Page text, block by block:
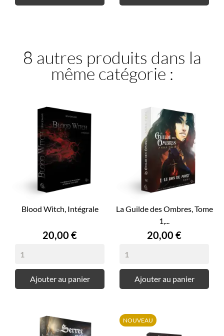
8 autres produits dans la
même catégorie :
Blood Witch, Intégrale
Prix
20,00 €
Ajouter au panier
La Guilde des Ombres, Tome
1,...
Prix
20,00 €
Ajouter au panier
NOUVEAU